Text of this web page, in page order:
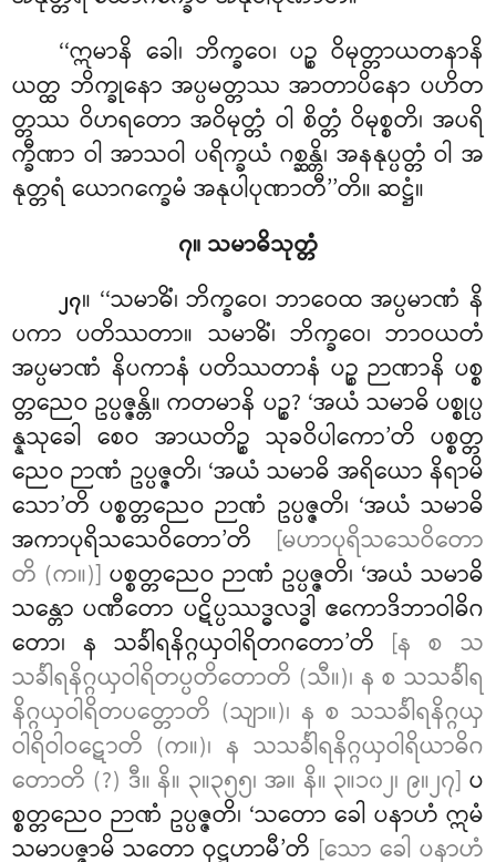
‘‘ဣမာနိ ခေါ၊ ဘိက္ခဝေ၊ ပဉ္စ ဝိမုတ္တာယတနာနိ
ယတ္ထ ဘိက္ခုနော အပ္ပမတ္တဿ အာတာပိနော ပဟိတ
တ္တဿ ဝိဟရတော အဝိမုတ္တံ ဝါ စိတ္တံ ဝိမုစ္စတိ၊ အပရိ
က္ခီဏာ ဝါ အာသဝါ ပရိက္ခယံ ဂစ္ဆန္တိ၊ အနနုပ္ပတ္တံ ဝါ အ
နုတ္တရံ ယောဂက္ခေမံ အနုပါပုဏာတီ’’တိ။ ဆဋ္ဌံ။
၇။ သမာဓိသုတ္တံ
၂၇။ ‘‘သမာဓိံ၊ ဘိက္ခဝေ၊ ဘာဝေထ အပ္ပမာဏံ နိ
ပကာ ပတိဿတာ။ သမာဓိံ၊ ဘိက္ခဝေ၊ ဘာဝယတံ
အပ္ပမာဏံ နိပကာနံ ပတိဿတာနံ ပဉ္စ ဉာဏာနိ ပစ္စ
တ္တညေဝ ဥပ္ပဇ္ဇန္တိ။ ကတမာနိ ပဉ္စ? ‘အယံ သမာဓိ ပစ္စုပ္ပ
န္နသုခေါ စေဝ အာယတိဉ္စ သုခဝိပါကော’တိ ပစ္စတ္တ
ညေဝ ဉာဏံ ဥပ္ပဇ္ဇတိ၊ ‘အယံ သမာဓိ အရိယော နိရာမိ
သော’တိ ပစ္စတ္တညေဝ ဉာဏံ ဥပ္ပဇ္ဇတိ၊ ‘အယံ သမာဓိ
အကာပုရိသသေဝိတော’တိ [မဟာပုရိသသေဝိတော
တိ (က။)] ပစ္စတ္တညေဝ ဉာဏံ ဥပ္ပဇ္ဇတိ၊ ‘အယံ သမာဓိ
သန္တောပဏီတော ပဋိပ္ပဿဒ္ဓလဒ္ဓါ ဧကောဒိဘာဝါဓိဂ
တော၊ န သင်္ခါရနိဂ္ဂယှဝါရိတဂတော’တိ [န စ သ
သင်္ခါရနိဂ္ဂယှဝါရိတပ္ပတိတောတိ (သီ။)၊ န စ သသင်္ခါရ
နိဂ္ဂယှဝါရိတပတ္တောတိ (သျာ။)၊ န စ သသင်္ခါရနိဂ္ဂယှ
ဝါရိဝါဝဋောတိ (က။)၊ န သသင်္ခါရနိဂ္ဂယှဝါရိယာဓိဂ
တောတိ (?) ဒီ။ နိ။ ၃။၃၅၅၊ အ။ နိ။ ၃။၁၀၂၊ ၉။၂၇] ပ
စ္စတ္တညေဝ ဉာဏံ ဥပ္ပဇ္ဇတိ၊ ‘သတော ခေါ ပနာဟံ ဣမံ
သမာပဇ္ဇာမိ သတော ဝုဋ္ဌဟာမီ’တိ [သော ခေါ ပနာဟံ